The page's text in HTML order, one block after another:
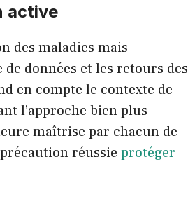
active
des maladies mais
données et les retours des
en compte le contexte de
l’approche bien plus
maîtrise par chacun de
réussie protéger